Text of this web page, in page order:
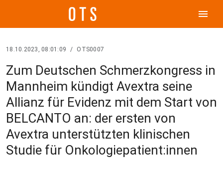
menu
18.10.2023, 08:01:09 / OTS0007
Zum Deutschen Schmerzkongress in
Mannheim kündigt Avextra seine
Allianz für Evidenz mit dem Start von
BELCANTO an: der ersten von
Avextra unterstützten klinischen
Studie für Onkologiepatient:innen